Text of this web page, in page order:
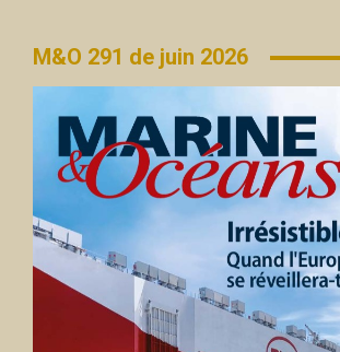
M&O 291 de juin 2026